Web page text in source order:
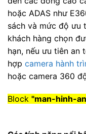
hoặc ADAS như
sách và mức độ ưu
khách hàng chọn
hạn, nếu ưu tiên
hợp camera hành
hoặc camera 360
Block "man-hinh-